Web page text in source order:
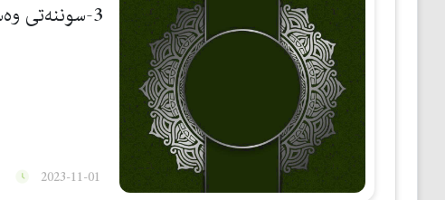
3-سوننەتی وەسێت كردن
2023-11-01